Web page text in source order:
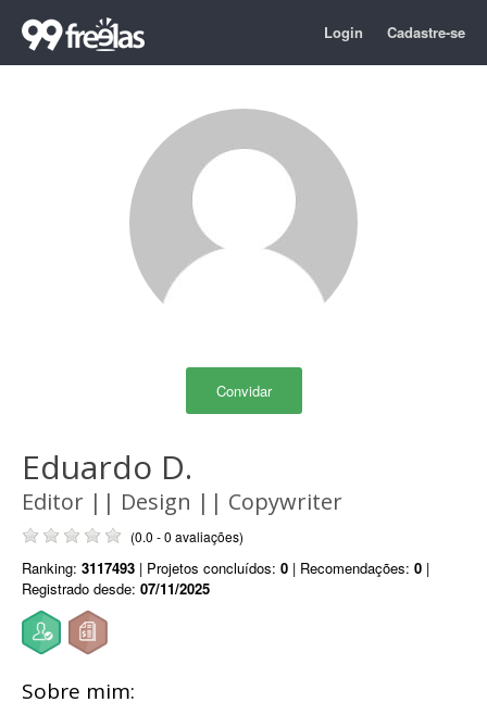
Login Cadastre-se
Convidar
Eduardo D.
Editor || Design || Copywriter
(0.0 - 0 avaliações)
Ranking: 3117493 | Projetos concluídos: 0 | Recomendações: 0 |
Registrado desde: 07/11/2025
Sobre mim: